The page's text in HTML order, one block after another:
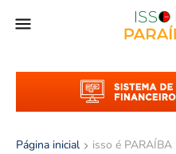
Página inicial isso é PARAÍBA